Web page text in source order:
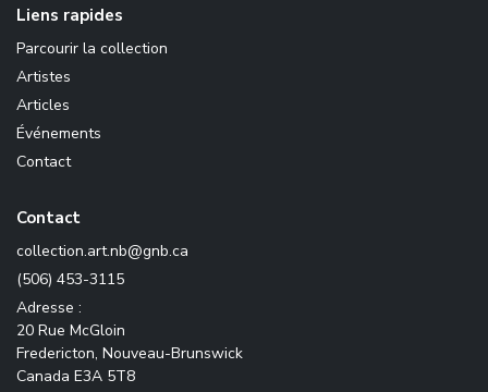
Liens rapides
Parcourir la collection
Artistes
Articles
Événements
Contact
Contact
ac.bng@bn.tra.noitcelloc
(506) 453-3115
Adresse :
20 Rue McGloin
Fredericton, Nouveau-Brunswick
Canada E3A 5T8